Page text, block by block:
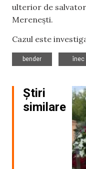
ulterior de
Merenești.
Cazul este
bender
înec
Știri
similare